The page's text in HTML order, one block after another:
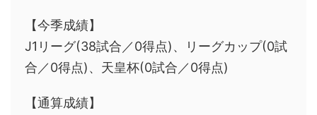
【今季成績】
J1リーグ(38試合／0得点)、リーグカップ(0試
合／0得点)、天皇杯(0試合／0得点)
【通算成績】